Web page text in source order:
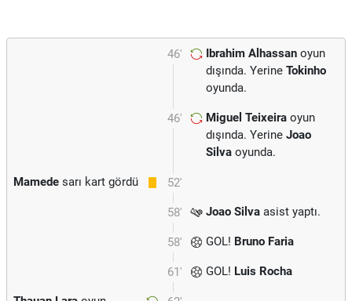
46' Ibrahim Alhassan oyun
dışında. Yerine Tokinho
oyunda.
46' Miguel Teixeira oyun
dışında. Yerine Joao
Silva oyunda.
52'
Mamede sarı kart gördü
58' Joao Silva asist yaptı.
58' GOL! Bruno Faria
61' GOL! Luis Rocha